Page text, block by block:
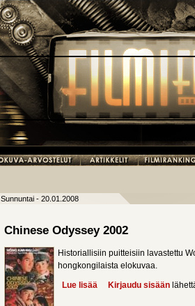
Sunnuntai - 20.01.2008
Chinese Odyssey 2002
Historiallisiin puitteisiin lavastettu
hongkongilaista elokuvaa.
Lue lisää about Chinese Odyssey
Kirjaudu sisään